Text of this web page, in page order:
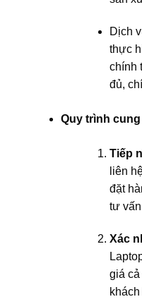
Dịch
thực
chính
đủ,
Quy trình
Tiếp
liên
đặt
tư
Xác
giá